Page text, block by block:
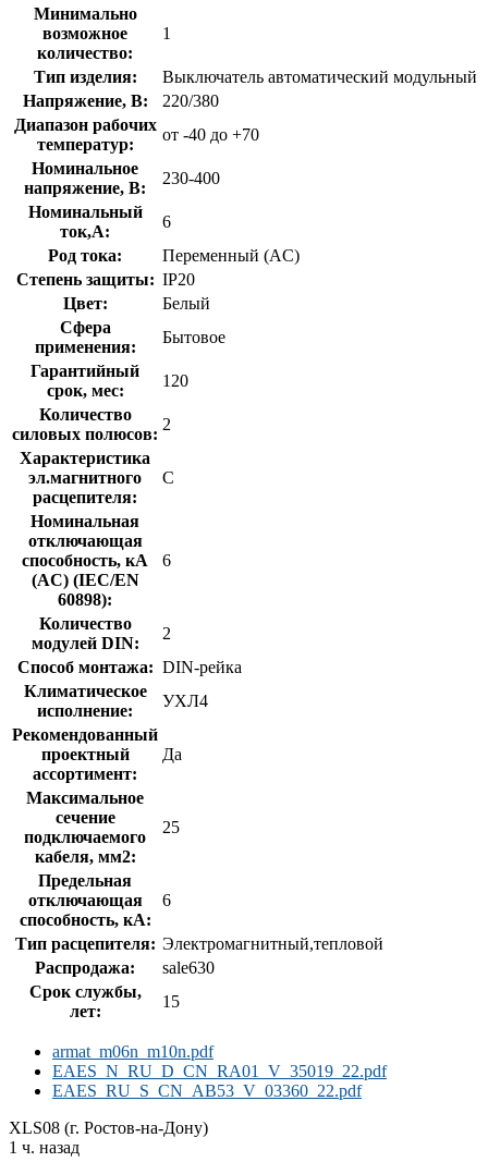
Минимально
возможное
количество:
1
Тип изделия:
Выключатель автоматический модульный
Напряжение, В:
220/380
Диапазон рабочих
температур:
от -40 до +70
Номинальное
напряжение, В:
230-400
Номинальный
ток,А:
6
Род тока:
Переменный (AC)
Степень защиты: IP20
Цвет:
Белый
Сфера
применения:
Бытовое
Гарантийный
срок, мес:
120
Количество
силовых полюсов:
2
Характеристика
эл.магнитного
расцепителя:
C
Номинальная
отключающая
способность, кA
(AC) (IEC/EN
60898):
6
Количество
модулей DIN:
2
Способ монтажа: DIN-рейка
Климатическое
исполнение:
УХЛ4
Рекомендованный
проектный
ассортимент:
Да
Максимальное
сечение
подключаемого
кабеля, мм2:
25
Предельная
отключающая
способность, кA:
6
Тип расцепителя: Электромагнитный,тепловой
Распродажа:
sale630
Срок службы,
лет:
15
armat_m06n_m10n.pdf
EAES_N_RU_D_CN_RA01_V_35019_22.pdf
EAES_RU_S_CN_AB53_V_03360_22.pdf
XLS08 (г. Ростов-на-Дону)
1 ч. назад